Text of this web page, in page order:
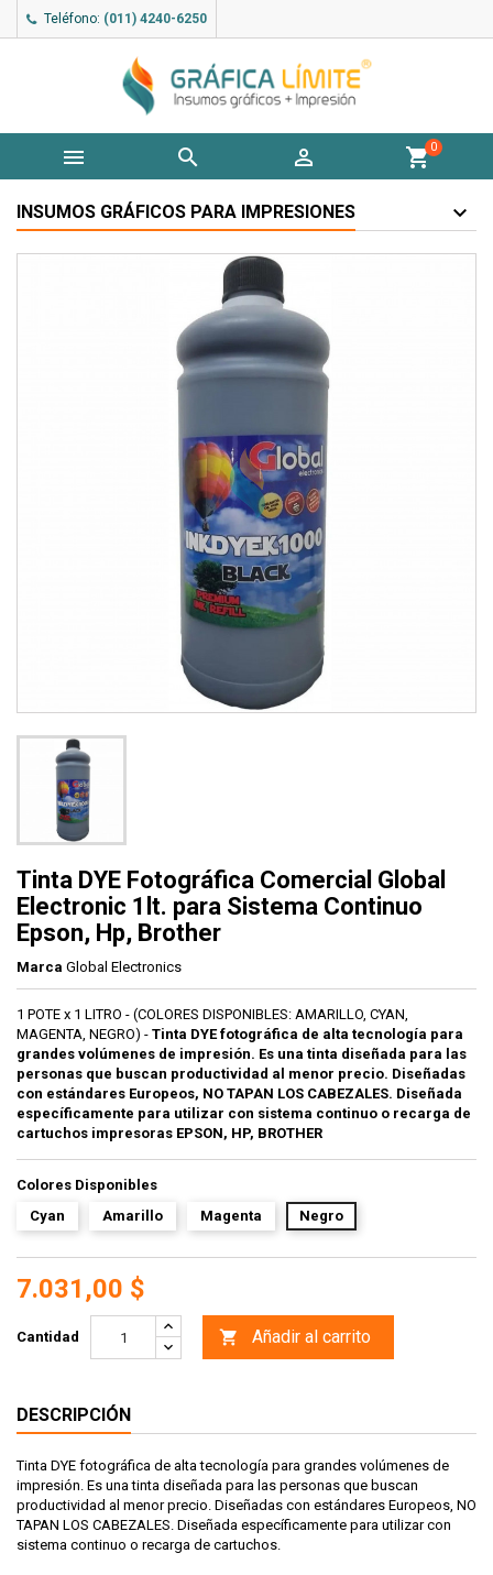
Teléfono: (011) 4240-6250
   shopping_cart0
INSUMOS GRÁFICOS PARA IMPRESIONES
Tinta DYE Fotográfica Comercial Global
Electronic 1lt. para Sistema Continuo
Epson, Hp, Brother
Marca Global Electronics
1 POTE x 1 LITRO - (COLORES DISPONIBLES: AMARILLO, CYAN,
MAGENTA, NEGRO) - Tinta DYE fotográfica de alta tecnología para
grandes volúmenes de impresión. Es una tinta diseñada para las
personas que buscan productividad al menor precio. Diseñadas
con estándares Europeos, NO TAPAN LOS CABEZALES. Diseñada
específicamente para utilizar con sistema continuo o recarga de
cartuchos impresoras EPSON, HP, BROTHER
Colores Disponibles
Cyan
Amarillo Magenta Negro
7.031,00 $
Cantidad  Añadir al carrito
DESCRIPCIÓN
Tinta DYE fotográfica de alta tecnología para grandes volúmenes de
impresión. Es una tinta diseñada para las personas que buscan
productividad al menor precio. Diseñadas con estándares Europeos, NO
TAPAN LOS CABEZALES. Diseñada específicamente para utilizar con
sistema continuo o recarga de cartuchos.